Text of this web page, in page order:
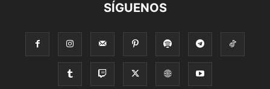
SÍGUENOS